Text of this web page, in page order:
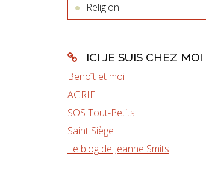
Religion
ICI JE SUIS CHEZ MOI
Benoît et moi
AGRIF
SOS Tout-Petits
Saint Siège
Le blog de Jeanne Smits